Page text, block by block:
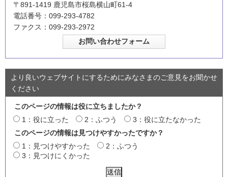
〒891-1419 鹿児島市桜島横山町61-4
電話番号：099-293-4782
ファクス：099-293-2972
より良いウェブサイトにするためにみなさまのご意見をお聞かせ
ください
このページの情報は役に立ちましたか？
1：役に立った
2：ふつう
3：役に立たなかった
このページの情報は見つけやすかったですか？
1：見つけやすかった
2：ふつう
3：見つけにくかった